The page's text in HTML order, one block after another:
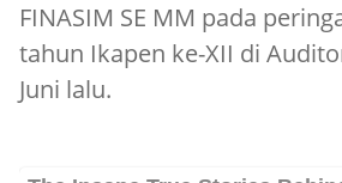
FINASIM SE MM pada
tahun Ikapen ke-XII di
Juni lalu.